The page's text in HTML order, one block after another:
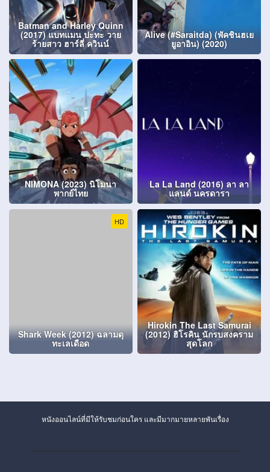
Batman and Harley Quinn
(2017) แบทแมน ปะทะ วาย
ร้ายสาว ฮาร์ลี่ ควินน์
Alive (#Saraitda) (พัคชินฮเย
ยูอาอิน) (2020)
NIMONA (2023) นิโมนา
พากย์ไทย
La La Land (2016) ลา ลา
แลนด์ นครดารา
HD
Shark Week (2012) ฉลามดุ
ทะเลเดือด
Hirokin The Last Samurai
(2012) ฮิโรคิน นักรบสงคราม
สุดโลก
หนังออนไลน์ที่มีให้รับชมก่อนใคร และมีมากมายหลายพันเรื่อง